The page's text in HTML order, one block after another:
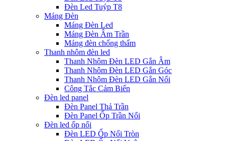
Đèn Led Tuýp T8
Máng Đèn
Máng Đèn Led
Máng Đèn Âm Trần
Máng đèn chống thấm
Thanh nhôm đèn led
Thanh Nhôm Đèn LED Gắn Âm
Thanh Nhôm Đèn LED Gắn Góc
Thanh Nhôm Đèn LED Gắn Nổi
Công Tắc Cảm Biến
Đèn led panel
Đèn Panel Thả Trần
Đèn Panel Ốp Trần Nổi
Đèn led ốp nổi
Đèn LED Ốp Nổi Tròn